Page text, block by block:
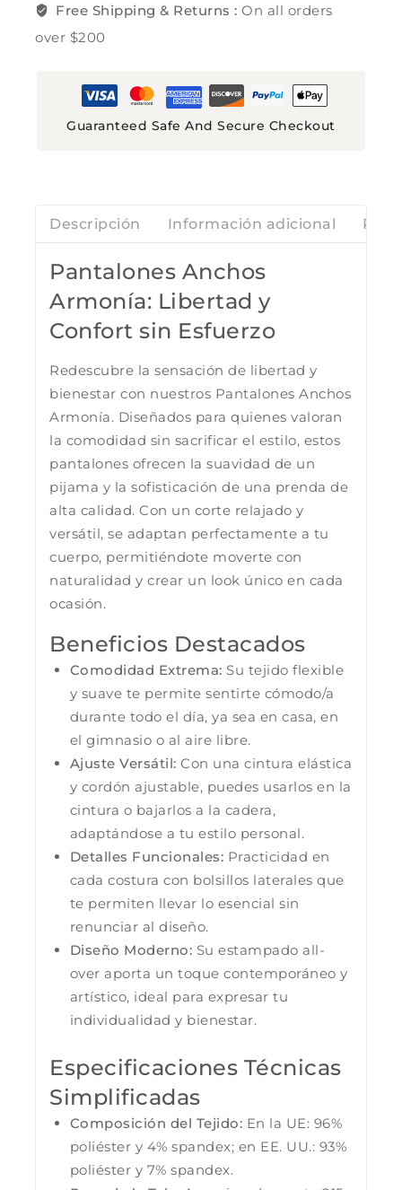
Free Shipping & Returns :On all orders
over $200
Guaranteed Safe And Secure Checkout
Descripción Información adicional
Pantalones Anchos
Armonía: Libertad y
Confort sin Esfuerzo
Redescubre la sensación de libertad y
bienestar con nuestros Pantalones Anchos
Armonía. Diseñados para quienes valoran
la comodidad sin sacrificar el estilo, estos
pantalones ofrecen la suavidad de un
pijama y la sofisticación de una prenda de
alta calidad. Con un corte relajado y
versátil, se adaptan perfectamente a tu
cuerpo, permitiéndote moverte con
naturalidad y crear un look único en cada
ocasión.
Beneficios Destacados
Comodidad Extrema: Su tejido flexible
y suave te permite sentirte cómodo/a
durante todo el día, ya sea en casa, en
el gimnasio o al aire libre.
Ajuste Versátil: Con una cintura elástica
y cordón ajustable, puedes usarlos en la
cintura o bajarlos a la cadera,
adaptándose a tu estilo personal.
Detalles Funcionales: Practicidad en
cada costura con bolsillos laterales que
te permiten llevar lo esencial sin
renunciar al diseño.
Diseño Moderno: Su estampado all-
over aporta un toque contemporáneo y
artístico, ideal para expresar tu
individualidad y bienestar.
Especificaciones Técnicas
Simplificadas
Composición del Tejido: En la UE: 96%
poliéster y 4% spandex; en EE. UU.: 93%
poliéster y 7% spandex.